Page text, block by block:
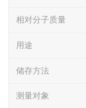
相对分子质量
用途
储存方法
测量对象